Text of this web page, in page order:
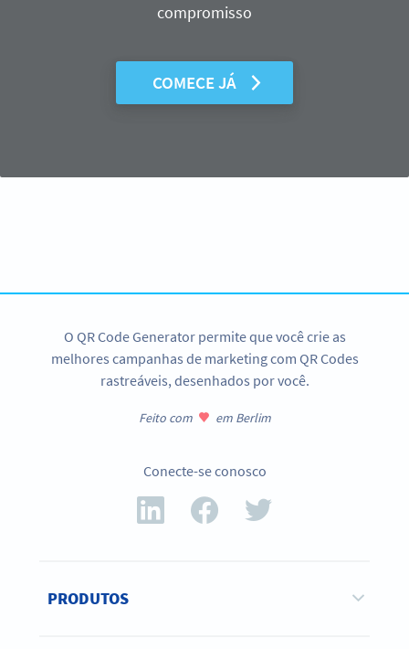
compromisso
COMECE JÁ
O QR Code Generator permite que você crie as
melhores campanhas de marketing com QR Codes
rastreáveis, desenhados por você.
Feito com em Berlim
Conecte-se conosco
PRODUTOS